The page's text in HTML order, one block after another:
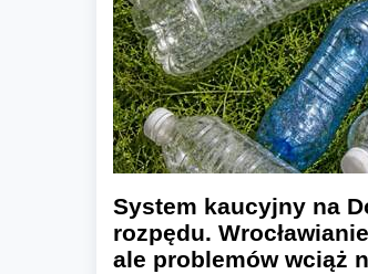
System kaucyjny na
rozpędu.
ale problemów wciąż